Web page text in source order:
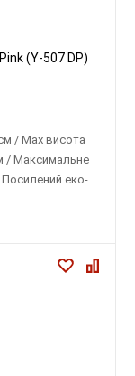
(Y-507 DP)
/ Max висота
/ Максимальне
Посилений еко-